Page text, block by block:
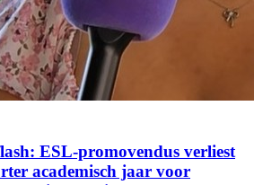
ESL-promovendus verliest
academisch jaar voor